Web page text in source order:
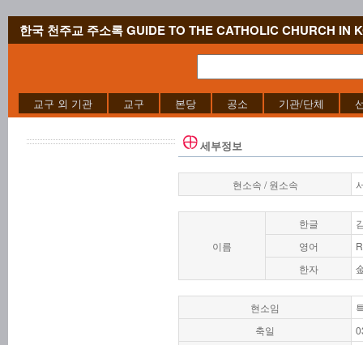
한국 천주교 주소록 GUIDE TO THE CATHOLIC CHURCH IN
교구 외 기관 교구 본당 공소 기관/단체
세부정보
현소속 / 원소속
이름
한글
영어
한자
현소임
축일